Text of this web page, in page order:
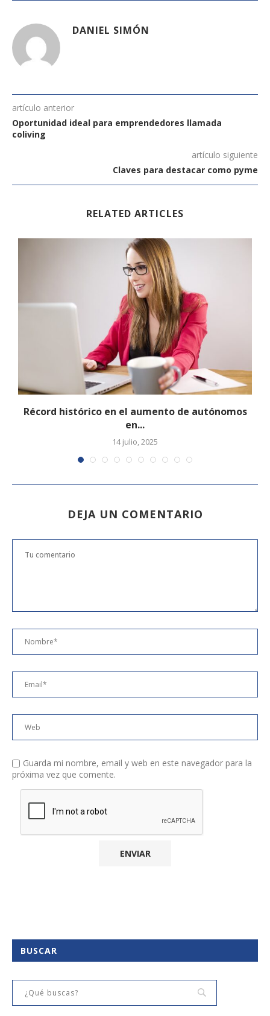
DANIEL SIMÓN
artículo anterior
Oportunidad ideal para emprendedores llamada
coliving
artículo siguiente
Claves para destacar como pyme
RELATED ARTICLES
Récord histórico en el aumento de autónomos
en...
14 julio, 2025
DEJA UN COMENTARIO
Guarda mi nombre, email y web en este navegador para la
próxima vez que comente.
BUSCAR